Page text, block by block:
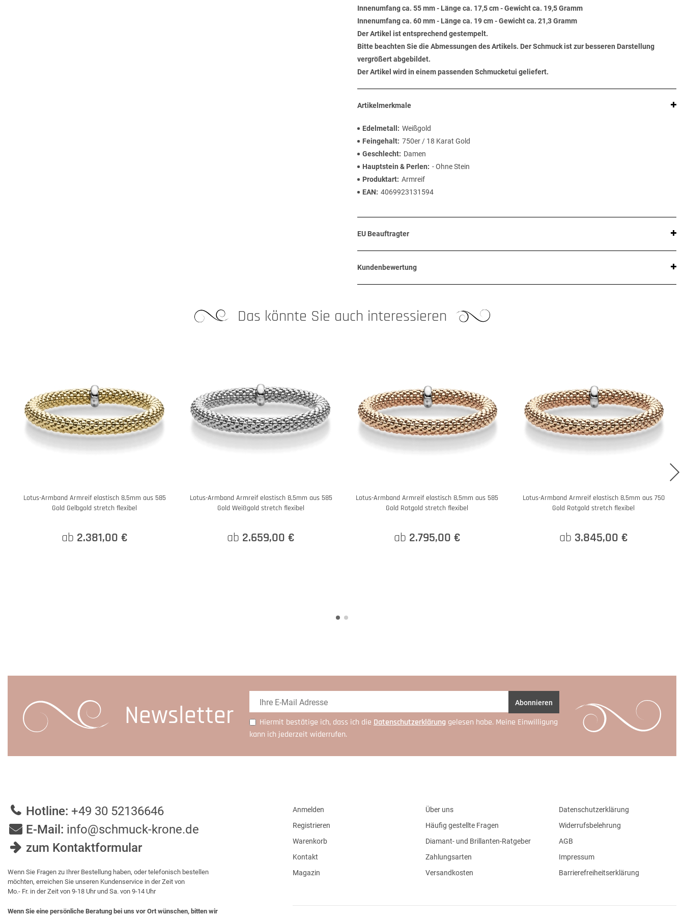
Innenumfang ca. 55 mm - Länge ca. 17,5 cm - Gewicht ca. 19,5 Gramm
Innenumfang ca. 60 mm - Länge ca. 19 cm - Gewicht ca. 21,3 Gramm
Der Artikel ist entsprechend gestempelt.
Bitte beachten Sie die Abmessungen des Artikels. Der Schmuck ist zur besseren Darstellung
vergrößert abgebildet.
Der Artikel wird in einem passenden Schmucketui geliefert.
Artikelmerkmale
Edelmetall
Weißgold
Feingehalt 750er / 18 Karat Gold
Geschlecht
Damen
Hauptstein & Perlen
- Ohne Stein
Produktart Armreif
EAN
4069923131594
EU Beauftragter
Kundenbewertung
Das könnte Sie auch interessieren
Lotus-Armband Armreif elastisch 8,5mm aus 585
Gold Gelbgold stretch flexibel
ab 2.381,00 €
Lotus-Armband Armreif elastisch 8,5mm aus 585
Gold Weißgold stretch flexibel
ab 2.659,00 €
Lotus-Armband Armreif elastisch 8,5mm aus 585
Gold Rotgold stretch flexibel
ab 2.795,00 €
Lotus-Armband Armreif elastisch 8,5mm aus 750
Gold Rotgold stretch flexibel
ab 3.845,00 €
Newsletter Abonnieren
Hiermit bestätige ich, dass ich die Daten­schutz­erklärung gelesen habe. Meine Einwilligung
kann ich jederzeit widerrufen.
Hotline: +49 30 52136646
E-Mail: info@schmuck-krone.de
zum Kontaktformular
Wenn Sie Fragen zu Ihrer Bestellung haben, oder telefonisch bestellen
möchten, erreichen Sie unseren Kundenservice in der Zeit von
Mo.- Fr. in der Zeit von 9-18 Uhr und Sa. von 9-14 Uhr
Wenn Sie eine persönliche Beratung bei uns vor Ort wünschen, bitten wir
Anmelden
Registrieren
Warenkorb
Kontakt
Magazin
Über uns
Häufig gestellte Fragen
Diamant- und Brillanten-Ratgeber
Zahlungsarten
Versandkosten
Datenschutzerklärung
Widerrufsbelehrung
AGB
Impressum
Barrierefreiheitserklärung